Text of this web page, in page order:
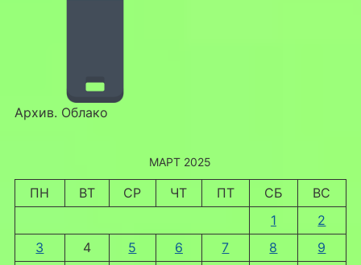
Архив. Облако
МАРТ 2025
ПН ВТ СР ЧТ ПТ СБ
ВС
1
2
3
4 5 6 7 8
9